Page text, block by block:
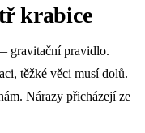
krabice
gravitační pravidlo.
těžké věci musí dolů.
Nárazy přicházejí ze